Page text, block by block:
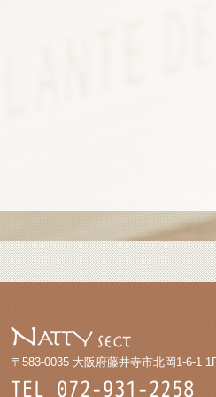
〒583-0035 大阪府藤井寺市北岡1-6-1
TEL 072-931-2258